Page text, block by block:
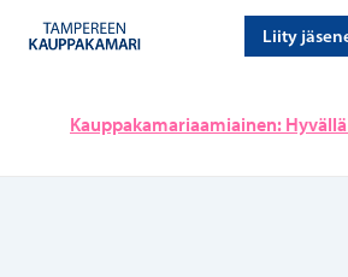
sisältöön
Liity
Kauppakamariaamiainen: